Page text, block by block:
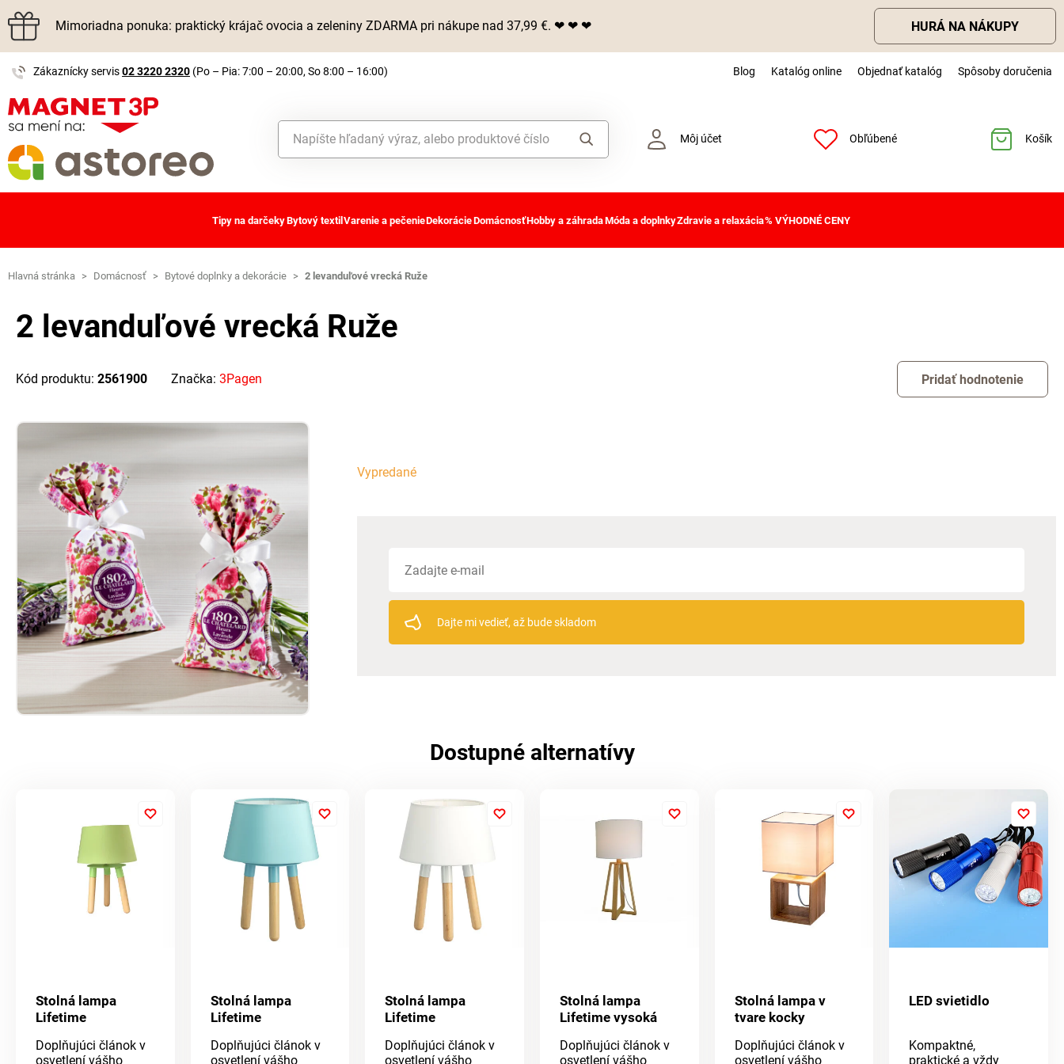
Mimoriadna ponuka: praktický krájač ovocia a zeleniny ZDARMA pri nákupe nad 37,99 €. ❤ ❤ ❤ HURÁ NA NÁKUPY
Zákaznícky servis02 3220 2320 (Po – Pia: 7:00 – 20:00, So 8:00 – 16:00) Blog Katalóg online Objednať katalóg Spôsoby doručenia
Môj účet Obľúbené Košík
Tipy na darčekyBytový textil Varenie a pečenieDekorácieDomácnosťHobby a záhradaMóda a doplnkyZdravie a relaxácia% VÝHODNÉ CENY
Hlavná stránka > Domácnosť > Bytové doplnky a dekorácie > 2 levanduľové vrecká Ruže
2 levanduľové vrecká Ruže
Kód produktu: 2561900 Značka: 3Pagen Pridať hodnotenie
Vypredané
Dajte mi vedieť, až bude skladom
Dostupné alternatívy
Stolná lampa
Lifetime
Doplňujúci článok v
osvetlení vášho
Stolná lampa
Lifetime
Doplňujúci článok v
osvetlení vášho
Stolná lampa
Lifetime
Doplňujúci článok v
osvetlení vášho
Stolná lampa
Lifetime vysoká
Doplňujúci článok v
osvetlení vášho
Stolná lampa v
tvare kocky
Doplňujúci článok v
osvetlení vášho
LED svietidlo
Kompaktné,
praktické a vždy